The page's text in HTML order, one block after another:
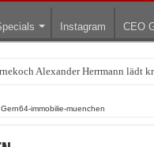
Instagram CEO
Alexander Herrmann lädt
Treffpunkt der Lingerie-Branche
Gern64-immobilie-muenchen